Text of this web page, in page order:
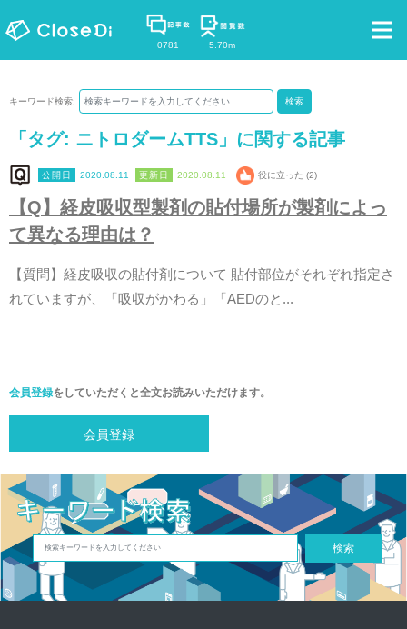
0781 5.70m
キーワード検索: 検索
「タグ: ニトロダームTTS 」に関する記事
2020.08.11 2020.08.11 役に立った (2)
【Q】 経皮吸収型製剤の貼付場所が製剤 によ っ
て異なる理由は ？
【 質問 】 経皮吸収の貼付剤 について 貼付部位がそれぞれ指定さ
れてい ますが 「 吸収がかわる 」 「 AEDのと ...
会員登録をしていただくと全文お読みいただけます。
会員登録
検索